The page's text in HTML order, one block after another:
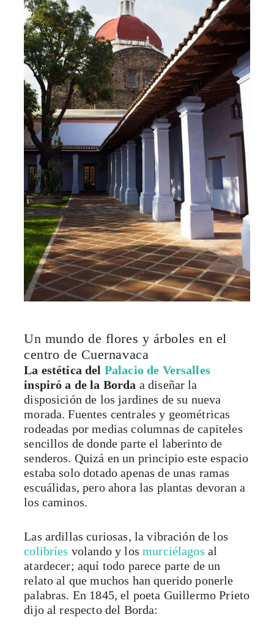
Un mundo de flores y árboles en el
centro de Cuernavaca
La estética del Palacio de Versalles
inspiró a de la Borda a diseñar la
disposición de los jardines de su nueva
morada. Fuentes centrales y geométricas
rodeadas por medias columnas de capiteles
sencillos de donde parte el laberinto de
senderos. Quizá en un principio este espacio
estaba solo dotado apenas de unas ramas
escuálidas, pero ahora las plantas devoran a
los caminos.
Las ardillas curiosas, la vibración de los
colibríes volando y losmurciélagos al
atardecer; aquí todo parece parte de un
relato al que muchos han querido ponerle
palabras. En 1845, el poeta Guillermo Prieto
dijo al respecto del Borda: